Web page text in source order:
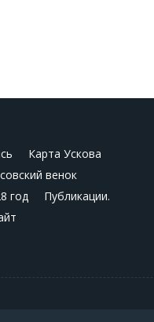
Карта Ускова
венок
год
Публикации.